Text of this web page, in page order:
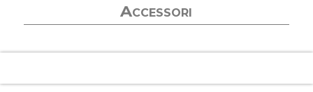
Accessori